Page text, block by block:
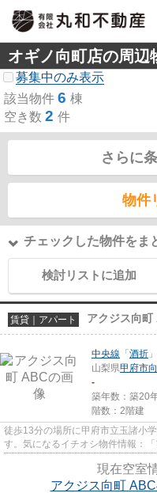
オギノ向町店の周辺
募集中のみ表示
該当物件 6 棟
空き数 2 件
さらに
物件
チェックした物件をま
検討リストに追加
賃貸｜アパート アクジス向町
中央線 「 酒折
山梨県甲府市
-
築年数：築20
階数：2階建
徒歩13分の場所に甲府市立玉諸小
す。気になるイチオシ物件情報：
現在空室
アクジス向町